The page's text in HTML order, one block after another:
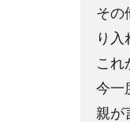
その
り入
これ
今一
親が